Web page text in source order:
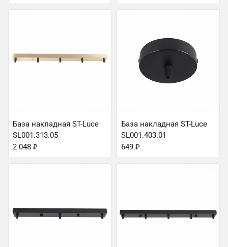
База накладная ST-Luce
SL001.313.05
2 048 ₽
База накладная ST-Luce
SL001.403.01
649 ₽